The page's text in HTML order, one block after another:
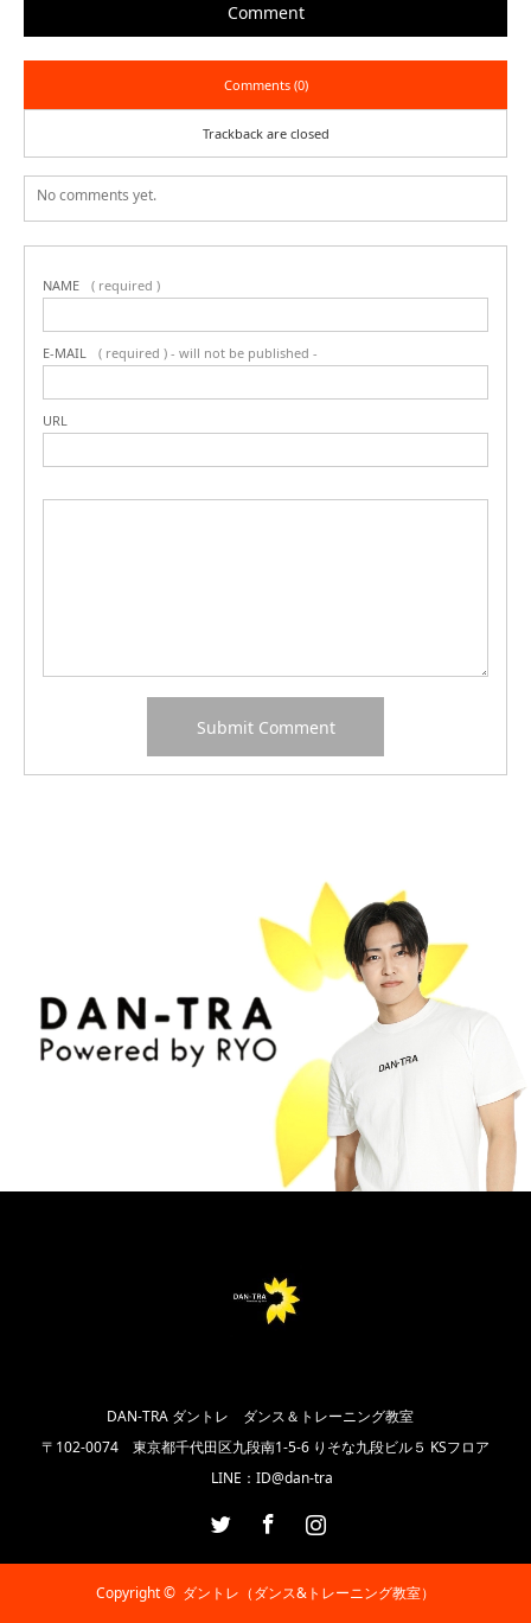
Comment
Comments (0)
Trackback are closed
No comments yet.
NAME ( required )
E-MAIL ( required ) - will not be published -
URL
DAN-TRA ダントレ ダンス＆トレーニング教室
〒102‐0074 東京都千代田区九段南1-5-6 りそな九段ビル５ KSフロア
LINE：ID@dan-tra
Copyright © ダントレ（ダンス&トレーニング教室）